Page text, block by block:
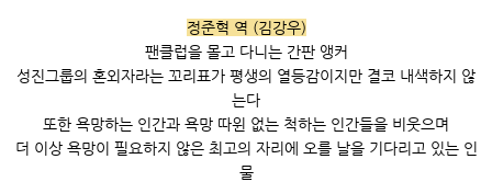
정준혁 역 (김강우)
팬클럽을 몰고 다니는 간판 앵커
성진그룹의 혼외자라는 꼬리표가 평생의 열등감이지만 결코 내색하지 않
는다
또한 욕망하는 인간과 욕망 따윈 없는 척하는 인간들을 비웃으며
더 이상 욕망이 필요하지 않은 최고의 자리에 오를 날을 기다리고 있는 인
물